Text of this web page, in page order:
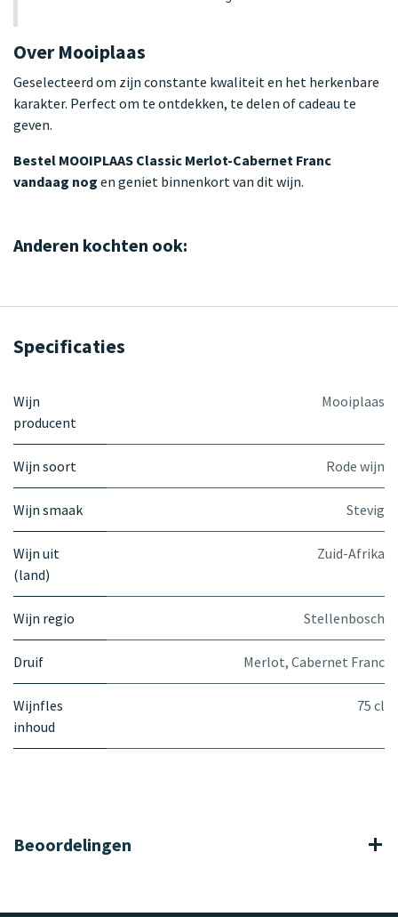
Over Mooiplaas
Geselecteerd om zijn constante kwaliteit en het herkenbare
karakter. Perfect om te ontdekken, te delen of cadeau te
geven.
Bestel MOOIPLAAS Classic Merlot-Cabernet Franc
vandaag nog en geniet binnenkort van dit wijn.
Anderen kochten ook:
Specificaties
Wijn
producent
Mooiplaas
Wijn soort Rode wijn
Wijn smaak Stevig
Wijn uit
(land)
Zuid-Afrika
Wijn regio Stellenbosch
Druif Merlot, Cabernet Franc
Wijnfles
inhoud
75 cl
Beoordelingen